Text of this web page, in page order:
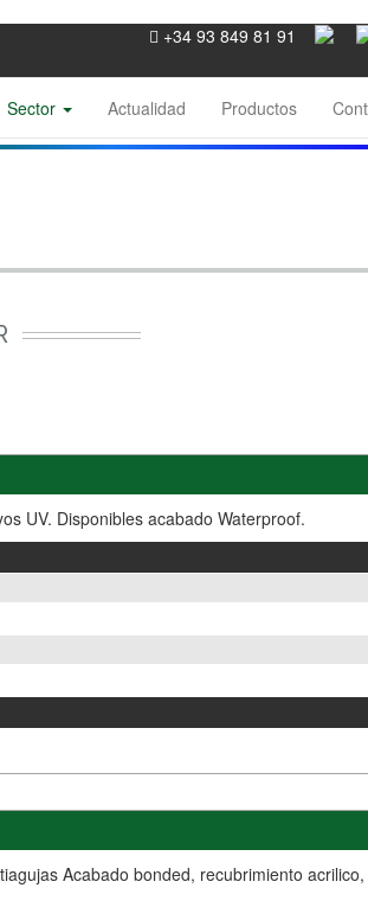
+34 93 849 81 91
Sector Actualidad Productos
UV. Disponibles acabado Waterproof.
Acabado bonded, recubrimiento acrilico,